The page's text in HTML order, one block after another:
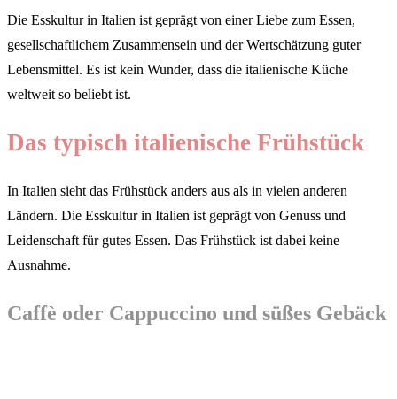
Die Esskultur in Italien ist geprägt von einer Liebe zum Essen,
gesellschaftlichem Zusammensein und der Wertschätzung guter
Lebensmittel. Es ist kein Wunder, dass die italienische Küche
weltweit so beliebt ist.
Das typisch italienische Frühstück
In Italien sieht das Frühstück anders aus als in vielen anderen
Ländern. Die Esskultur in Italien ist geprägt von Genuss und
Leidenschaft für gutes Essen. Das Frühstück ist dabei keine
Ausnahme.
Caffè oder Cappuccino und süßes Gebäck